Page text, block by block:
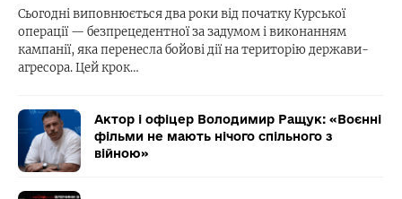
Сьогодні виповнюється два роки від початку Курської
операції — безпрецедентної за задумом і виконанням
кампанії, яка перенесла бойові дії на територію держави-
агресора. Цей крок…
Актор і офіцер Володимир Ращук: «Воєнні
фільми не мають нічого спільного з
війною»